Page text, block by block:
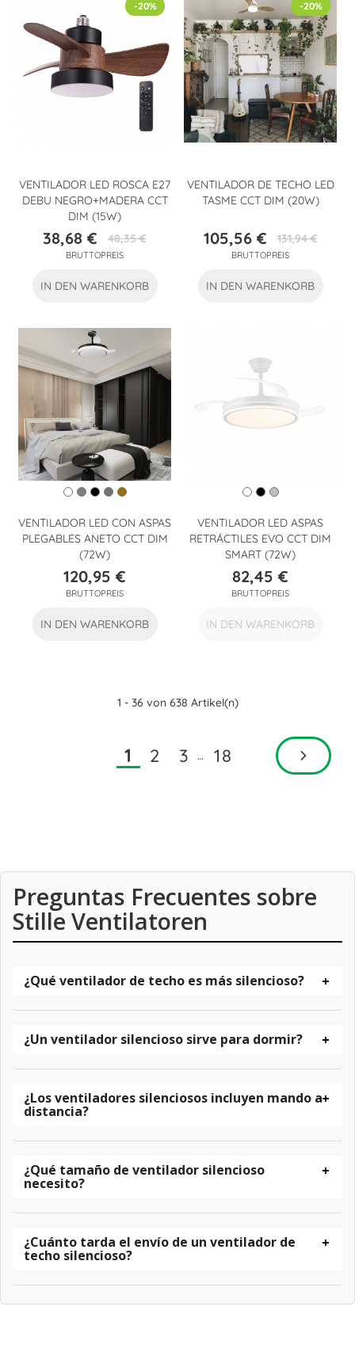
VENTILADOR LED ROSCA E27
DEBU NEGRO+MADERA CCT
DIM (15W)
Preis
38,68 €Verkaufspreis
48,35 €
BRUTTOPREIS
-20%
IN DEN WARENKORB
VENTILADOR DE TECHO LED
TASME CCT DIM (20W)
Preis
105,56 €Verkaufspreis
131,94 €
BRUTTOPREIS
-20%
IN DEN WARENKORB
VENTILADOR LED CON ASPAS
PLEGABLES ANETO CCT DIM
(72W)
Preis
120,95 €
BRUTTOPREIS
IN DEN WARENKORB
VENTILADOR LED ASPAS
RETRÁCTILES EVO CCT DIM
SMART (72W)
Preis
82,45 €
BRUTTOPREIS
IN DEN WARENKORB
1 - 36 von 638 Artikel(n)
1 2 3 … 18
Preguntas Frecuentes sobre
Stille Ventilatoren
¿Qué ventilador de techo es más silencioso?
¿Un ventilador silencioso sirve para dormir?
¿Los ventiladores silenciosos incluyen mando a
distancia?
¿Qué tamaño de ventilador silencioso
necesito?
¿Cuánto tarda el envío de un ventilador de
techo silencioso?